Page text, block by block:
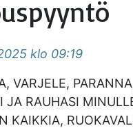
klo 09:19
VARJELE,
JA RAUHASI
KAIKKIA,